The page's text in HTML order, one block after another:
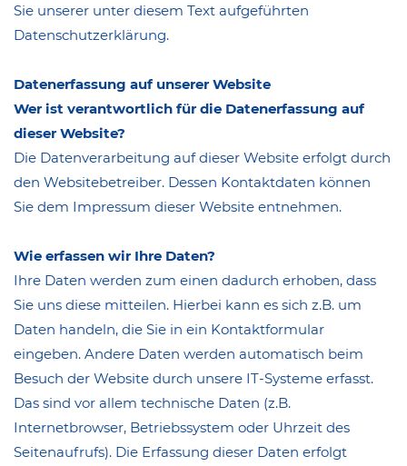
Sie unserer unter diesem Text aufgeführten
Datenschutzerklärung.
Datenerfassung auf unserer Website
Wer ist verantwortlich für die Datenerfassung auf
dieser Website?
Die Datenverarbeitung auf dieser Website erfolgt durch
den Websitebetreiber. Dessen Kontaktdaten können
Sie dem Impressum dieser Website entnehmen.
Wie erfassen wir Ihre Daten?
Ihre Daten werden zum einen dadurch erhoben, dass
Sie uns diese mitteilen. Hierbei kann es sich z.B. um
Daten handeln, die Sie in ein Kontaktformular
eingeben. Andere Daten werden automatisch beim
Besuch der Website durch unsere IT-Systeme erfasst.
Das sind vor allem technische Daten (z.B.
Internetbrowser, Betriebssystem oder Uhrzeit des
Seitenaufrufs). Die Erfassung dieser Daten erfolgt